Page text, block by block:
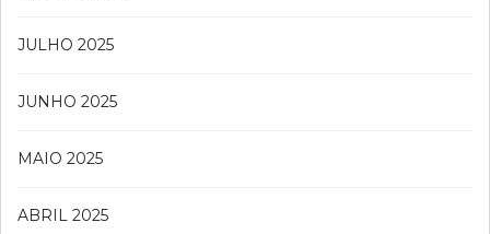
JULHO 2025
JUNHO 2025
MAIO 2025
ABRIL 2025